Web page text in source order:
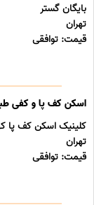
بایگان گستر
تهران
قیمت: توافقی
اسکن کف پا و کفی
کلینیک اسکن کف پا
تهران
قیمت: توافقی